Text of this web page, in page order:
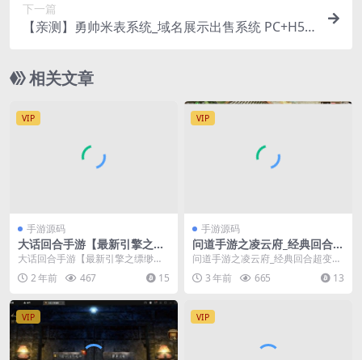
下一篇
【亲测】勇帅米表系统_域名展示出售系统 PC+H5
相关文章
VIP
手游源码
大话回合手游【最新引擎之缥
缈六阶时空闪现大作战】最新
整理Linux手工服务端+安卓苹
果双端+管理后台+详细搭建教
大话回合手游【最新引擎之缥缈六
阶时空闪现大作战】最新整理Linux
手工服务端+安...
2 年前 467 15
VIP
手游源码
问道手游之凌云府_经典回合超
变特色手游_win服务端源码
问道手游之凌云府_经典回合超变特
色手游_win服务端源码+视频架设教
程+GM充值...
3 年前 665 13
VIP VIP